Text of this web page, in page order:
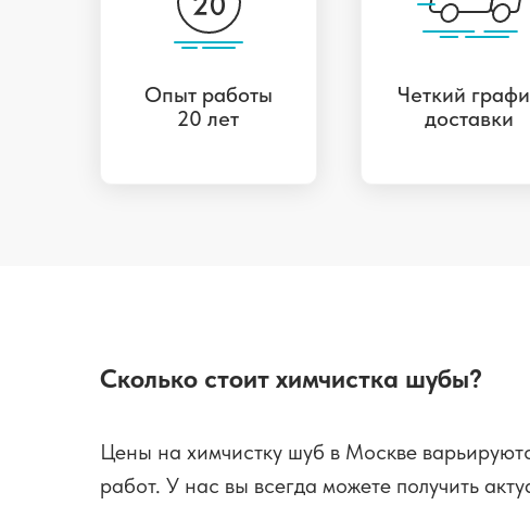
Опыт работы
20 лет
Четкий
доставки
Сколько стоит химчистка шубы?
Цены на химчистку шуб в Москве
работ. У нас вы всегда можете получить